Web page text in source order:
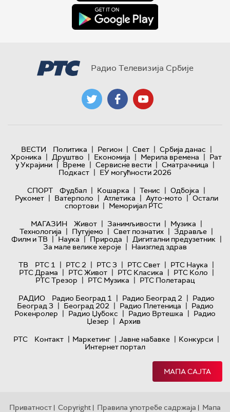
Радио Телевизија Србије
ВЕСТИ Политика | Регион | Свет | Србија данас |
Хроника | Друштво | Економија | Мерила времена | Рат
у Украјини | Време | Сервисне вести | Сматрачница |
Подкаст | ЕУ могућности 2026
СПОРТ
Фудбал | Кошарка | Тенис | Одбојка |
Рукомет | Ватерполо | Атлетика | Ауто-мото | Остали
спортови | Меморијал РТС
МАГАЗИН
Живот | Занимљивости | Музика |
Технологијa | Путујемо | Свет познатих | Здравље |
Филм и ТВ | Наука | Природа | Дигитални предузетник |
За мале велике хероје | Наизглед здрав
ТВ
РТС 1 | РТС 2 | РТС 3 | РТС Свет | РТС Наука |
РТС Драма | РТС Живот | РТС Класика | РТС Коло |
РТС Трезор | РТС Музика | РТС Полетарац
РАДИО
Радио Београд 1 | Радио Београд 2 | Радио
Београд 3 | Београд 202 | Радио Плетеница | Радио
Рокенролер | Радио Џубокс | Радио Вртешка | Радио
Џезер | Архив
РТС
Контакт | Маркетинг | Јавне набавке | Конкурси |
Интернет портал
МАПА САЈТА
Приватност | Copyright | Правила употребе садржаја | Мапа